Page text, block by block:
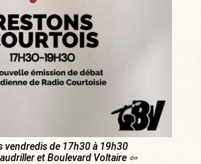
vendredis de 17h30 à 19h30
et Boulevard Voltaire ⇦